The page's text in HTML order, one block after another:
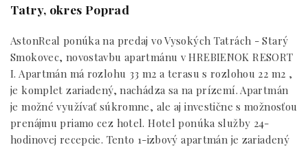
Tatry, okres Poprad
AstonReal ponúka na predaj vo Vysokých Tatrách - Starý
Smokovec, novostavbu apartmánu v HREBIENOK RESORT
I. Apartmán má rozlohu 33 m2 a terasu s rozlohou 22 m2 ,
je komplet zariadený, nachádza sa na prízemí. Apartmán
je možné využívať súkromne, ale aj investične s možnosťou
prenájmu priamo cez hotel. Hotel ponúka služby 24-
hodinovej recepcie. Tento 1-izbový apartmán je zariadený